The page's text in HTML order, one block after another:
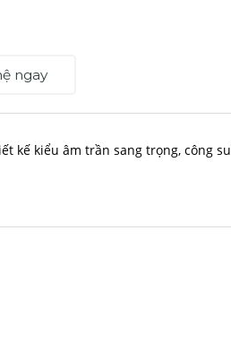
ngay
kế kiểu âm trần sang trọng, công